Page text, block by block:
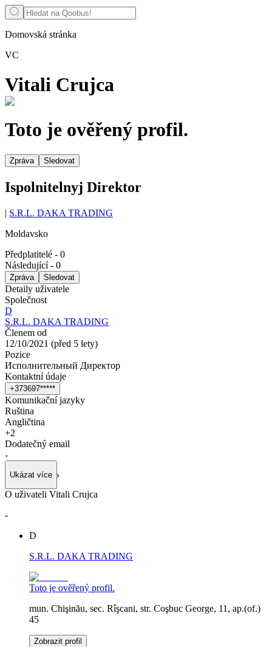
Domovská stránka
VC
Vitali Crujca
Toto je ověřený profil.
Zpráva Sledovat
Ispolnitelnyj Direktor
| S.R.L. DAKA TRADING
Moldavsko
Předplatitelé - 0
Následující- 0
Zpráva Sledovat
Detaily uživatele
Společnost
D
S.R.L. DAKA TRADING
Členem od
12/10/2021 (před 5 lety)
Pozice
Исполнительный Директор
Kontaktní údaje
+373697*****
Komunikační jazyky
Ruština
Angličtina
+2
Dodatečný email
-
Ukázat více
O uživateli Vitali Crujca
-
D
S.R.L. DAKA TRADING
Toto je ověřený profil.
mun. Chişinău, sec. Rîşcani, str. Coşbuc George, 11, ap.(of.)
45
Zobrazit profil